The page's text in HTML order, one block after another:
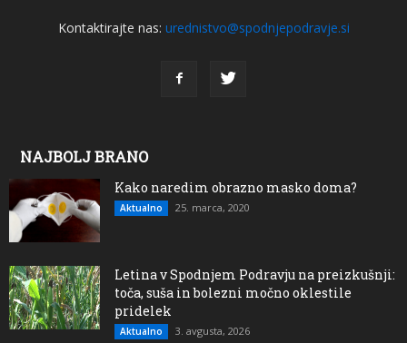
Kontaktirajte nas: urednistvo@spodnjepodravje.si
NAJBOLJ BRANO
Kako naredim obrazno masko doma?
Aktualno 25. marca, 2020
Letina v Spodnjem Podravju na preizkušnji:
toča, suša in bolezni močno oklestile
pridelek
Aktualno 3. avgusta, 2026